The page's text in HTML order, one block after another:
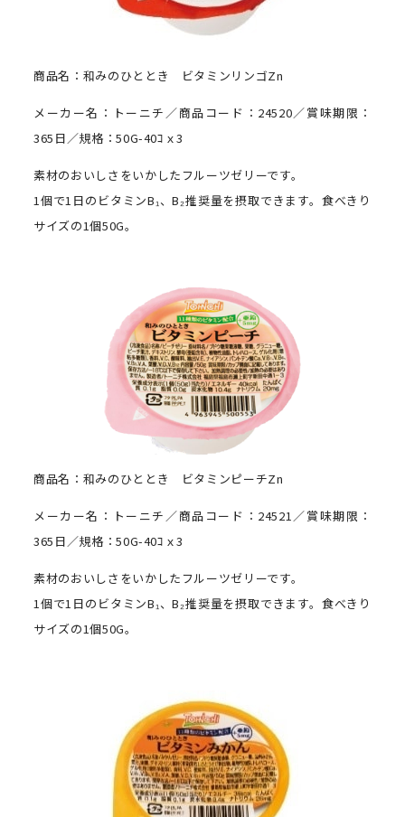
商品名：和みのひととき ビタミンリンゴZn
メーカー名：トーニチ／商品コード：24520／賞味期限：
365日／規格：50G-40ｺｘ3
素材のおいしさをいかしたフルーツゼリーです。
1個で1日のビタミンB₁、B₂推奨量を摂取できます。食べきり
サイズの1個50G。
商品名：和みのひととき ビタミンピーチZn
メーカー名：トーニチ／商品コード：24521／賞味期限：
365日／規格：50G-40ｺｘ3
素材のおいしさをいかしたフルーツゼリーです。
1個で1日のビタミンB₁、B₂推奨量を摂取できます。食べきり
サイズの1個50G。